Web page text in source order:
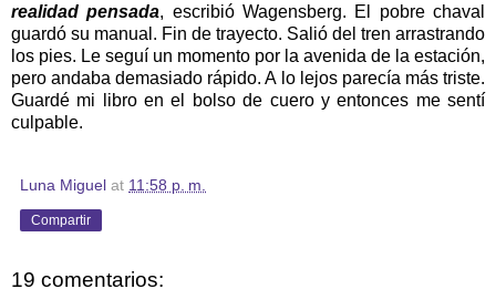
realidad pensada, escribió Wagensberg. El pobre chaval
guardó su manual. Fin de trayecto. Salió del tren arrastrando
los pies. Le seguí un momento por la avenida de la estación,
pero andaba demasiado rápido. A lo lejos parecía más triste.
Guardé mi libro en el bolso de cuero y entonces me sentí
culpable.
Luna Miguel at 11:58 p. m.
Compartir
19 comentarios: